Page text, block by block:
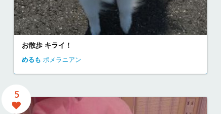
お散歩 キライ！
めるも ポメラニアン
5